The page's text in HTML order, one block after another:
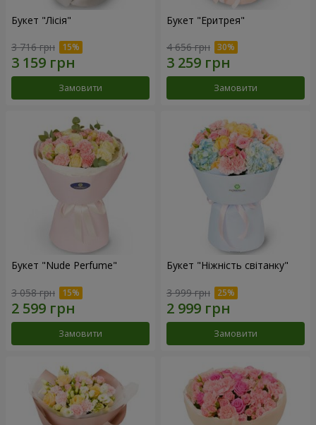
Букет "Лісія"
3 716 грн
Замовити
Букет "Еритрея"
4 656 грн
Замовити
Букет "Nude Perfume"
3 058 грн
Замовити
Букет "Ніжність світанку"
3 999 грн
Замовити